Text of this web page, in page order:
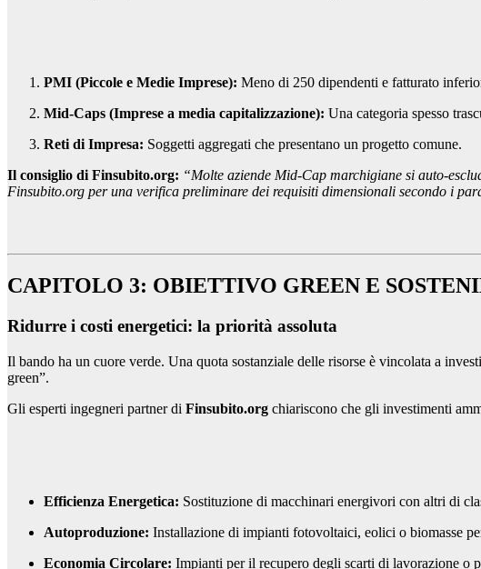
PMI (Piccole e Medie Imprese): Meno di 250 dipendenti e fatturato
Mid-Caps (Imprese a media capitalizzazione): Una categoria spesso
Reti di Impresa: Soggetti aggregati che presentano un progetto comune.
Il consiglio di Finsubito.org: “Molte aziende Mid-Cap marchigiane si auto-
Finsubito.org per una verifica preliminare dei requisiti dimensionali secondo i
CAPITOLO 3: OBIETTIVO GREEN E
Ridurre i costi energetici: la priorità assoluta
Il bando ha un cuore verde. Una quota sostanziale delle risorse è vincolata a
green”.
Gli esperti ingegneri partner di Finsubito.org chiariscono che gli investimenti
Efficienza Energetica: Sostituzione di macchinari energivori con altri di
Autoproduzione: Installazione di impianti fotovoltaici, eolici o biomasse
Economia Circolare: Impianti per il recupero degli scarti di lavorazione o